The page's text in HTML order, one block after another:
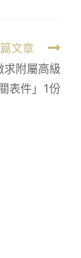
文章
附屬高級
表件」1份